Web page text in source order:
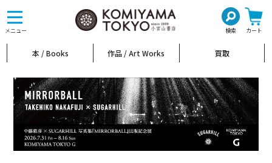
メニュー 検索 カート
toggle
navigation
本 / Books 作品 / Art Works 買取